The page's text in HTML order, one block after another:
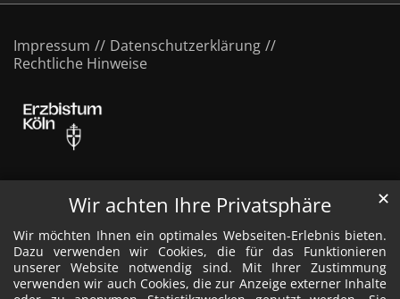
Wir achten Ihre Privatsphäre
Wir möchten Ihnen ein optimales Webseiten-Erlebnis bieten.
Dazu verwenden wir Cookies, die für das Funktionieren
unserer Website notwendig sind. Mit Ihrer Zustimmung
verwenden wir auch Cookies, die zur Anzeige externer Inhalte
✕
Impressum
Datenschutzerklärung
Rechtliche Hinweise